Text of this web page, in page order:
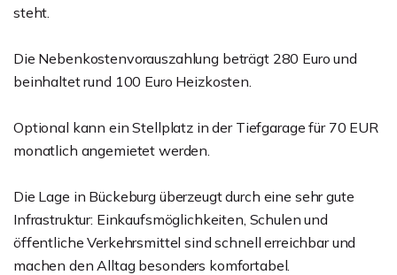
steht.
Die Nebenkostenvorauszahlung beträgt 280 Euro und
beinhaltet rund 100 Euro Heizkosten.
Optional kann ein Stellplatz in der Tiefgarage für 70 EUR
monatlich angemietet werden.
Die Lage in Bückeburg überzeugt durch eine sehr gute
Infrastruktur: Einkaufsmöglichkeiten, Schulen und
öffentliche Verkehrsmittel sind schnell erreichbar und
machen den Alltag besonders komfortabel.